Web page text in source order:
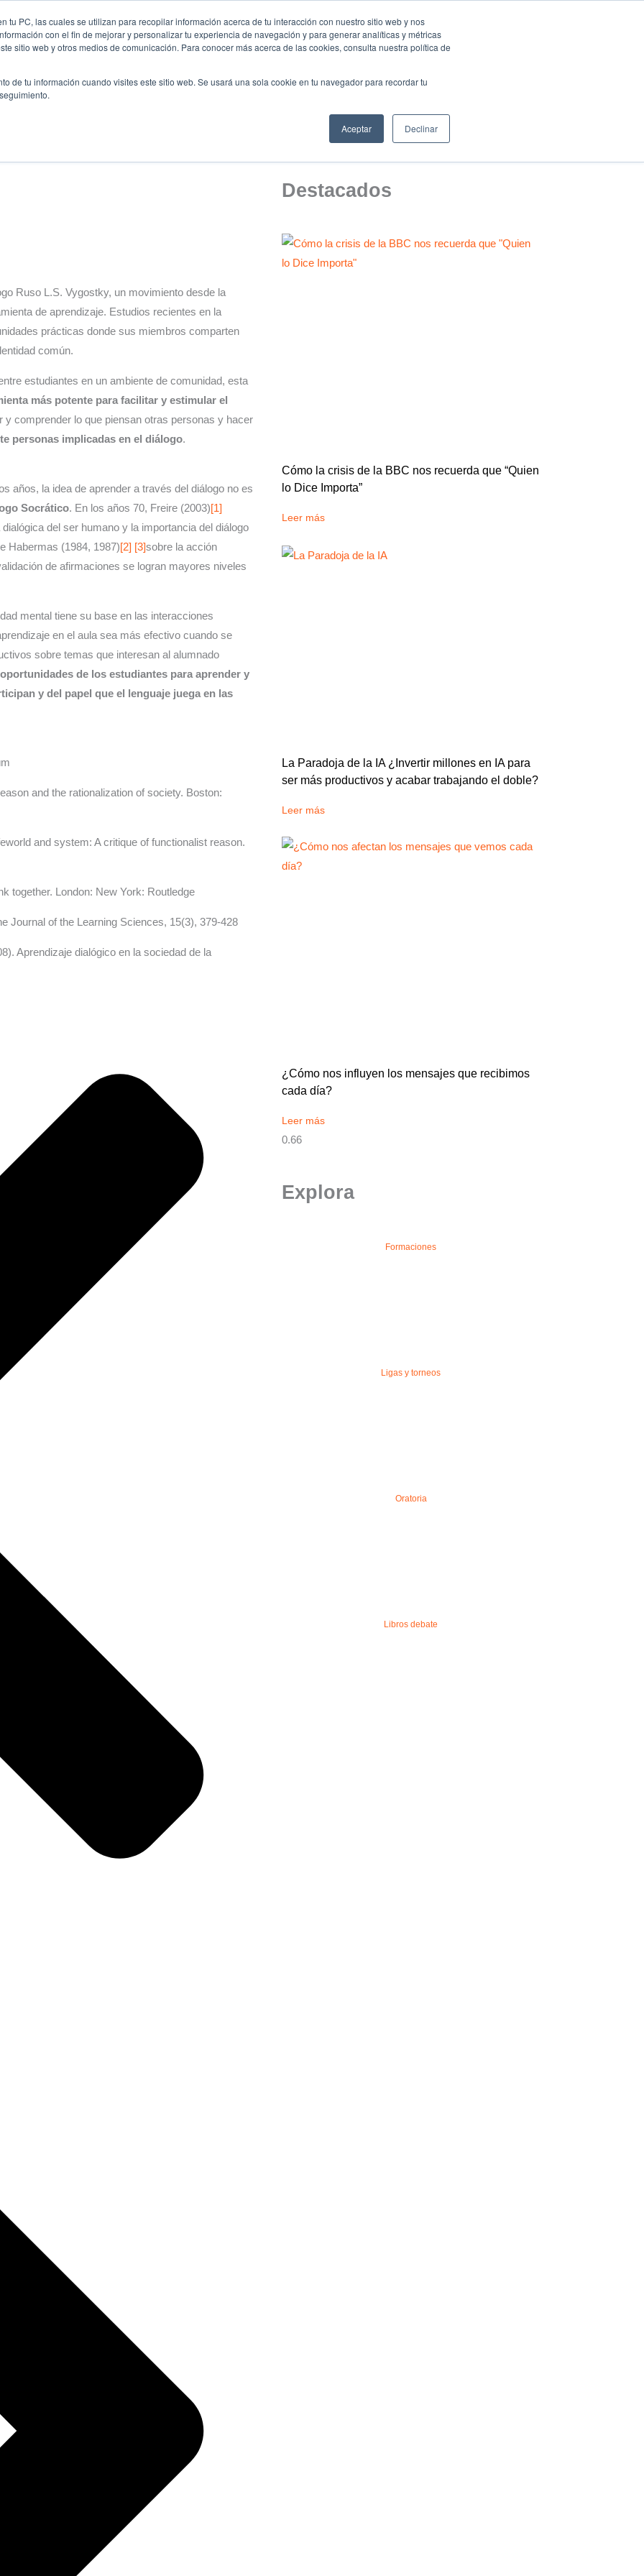
tu PC, las cuales se utilizan para recopilar información acerca de tu interacción con nuestro sitio web y nos
con el fin de mejorar y personalizar tu experiencia de navegación y para generar analíticas y métricas
sitio web y otros medios de comunicación. Para conocer más acerca de las cookies, consulta nuestra política de
de tu información cuando visites este sitio web. Se usará una sola cookie en tu navegador para recordar tu
Aceptar Declinar
somos Ligas y Torneos Formación Oratoria Eventos Activa-t Blog
Ruso L.S. Vygostky, un movimiento desde la
de aprendizaje. Estudios recientes en la
prácticas donde sus miembros comparten
común.
estudiantes en un ambiente de comunidad, esta
más potente para facilitar y estimular el
comprender lo que piensan otras personas y hacer
personas implicadas en el diálogo.
años, la idea de aprender a través del diálogo no es
Socrático. En los años 70, Freire (2003)[1]
del ser humano y la importancia del diálogo
Habermas (1984, 1987)[2] [3]sobre la acción
de afirmaciones se logran mayores niveles
mental tiene su base en las interacciones
en el aula sea más efectivo cuando se
sobre temas que interesan al alumnado
de los estudiantes para aprender y
y del papel que el lenguaje juega en las
and the rationalization of society. Boston:
and system: A critique of functionalist reason.
together. London: New York: Routledge
Journal of the Learning Sciences, 15(3), 379-428
Aprendizaje dialógico en la sociedad de la
Destacados
Cómo la crisis de la BBC nos recuerda que “Quien
lo Dice Importa”
Leer más
La Paradoja de la IA ¿Invertir millones en IA para
ser más productivos y acabar trabajando el doble?
Leer más
¿Cómo nos influyen los mensajes que recibimos
cada día?
Leer más
Explora
Formaciones
Ligas y torneos
Oratoria
Libros debate